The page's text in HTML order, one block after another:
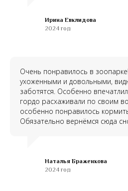
Ирина Евклидова
2024 год
Очень понравилось в
ухоженными и довольными,
заботятся. Особенно
гордо расхаживали по своим
особенно понравилось
Обязательно вернёмся сюда
Наталья Браженкова
2024 год